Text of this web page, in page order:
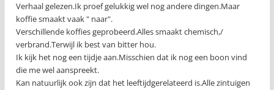
Verhaal gelezen.Ik proef gelukkig wel nog andere dingen.Maar
koffie smaakt vaak " naar".
Verschillende koffies geprobeerd.Alles smaakt chemisch,/
verbrand.Terwijl ik best van bitter hou.
Ik kijk het nog een tijdje aan.Misschien dat ik nog een boon vind
die me wel aanspreekt.
Kan natuurlijk ook zijn dat het leeftijdgerelateerd is.Alle zintuigen